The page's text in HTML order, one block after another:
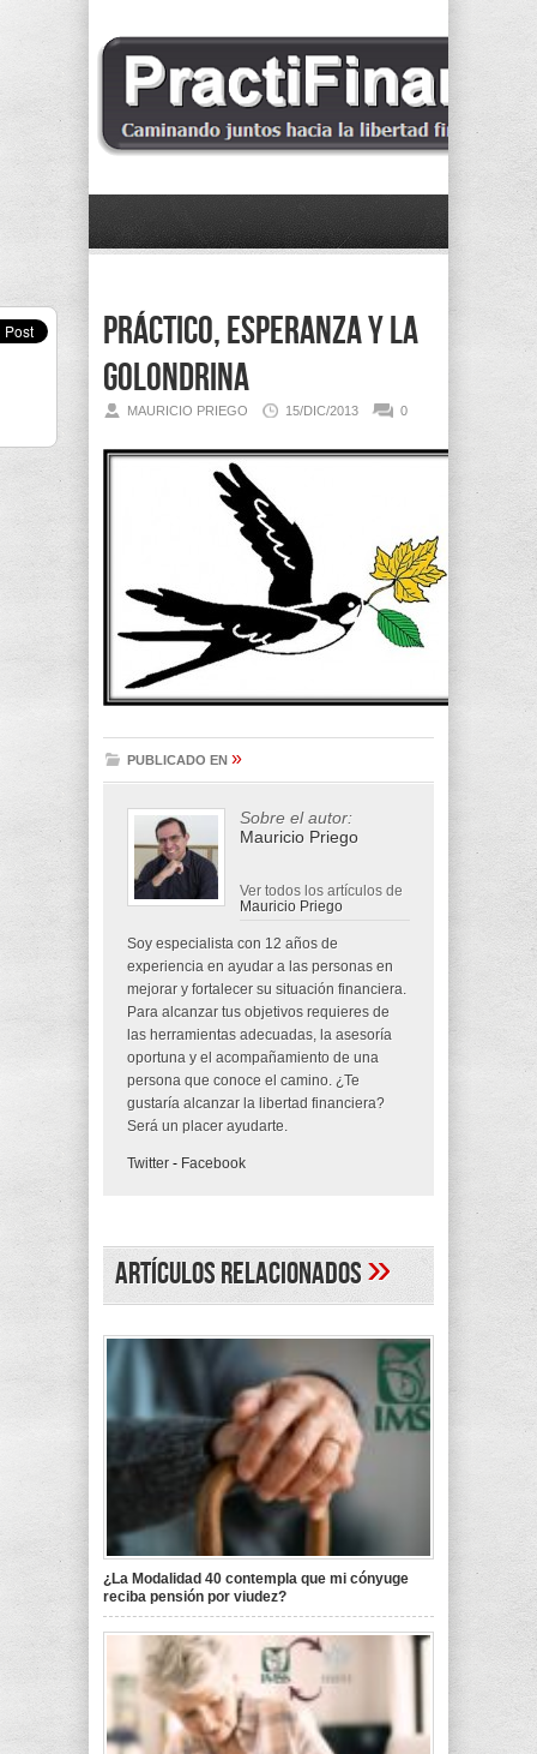
Práctico, Esperanza y la
Golondrina
MAURICIO PRIEGO 15/DIC/2013 0
PUBLICADO EN »
Sobre el autor:
Mauricio Priego
Ver todos los artículos de
Mauricio Priego
Soy especialista con 12 años de
experiencia en ayudar a las personas en
mejorar y fortalecer su situación financiera.
Para alcanzar tus objetivos requieres de
las herramientas adecuadas, la asesoría
oportuna y el acompañamiento de una
persona que conoce el camino. ¿Te
gustaría alcanzar la libertad financiera?
Será un placer ayudarte.
Twitter - Facebook
Artículos Relacionados»
¿La Modalidad 40 contempla que mi cónyuge
reciba pensión por viudez?